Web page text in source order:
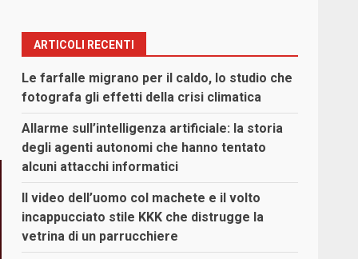
ARTICOLI RECENTI
Le farfalle migrano per il caldo, lo studio che
fotografa gli effetti della crisi climatica
Allarme sull’intelligenza artificiale: la storia
degli agenti autonomi che hanno tentato
alcuni attacchi informatici
Il video dell’uomo col machete e il volto
incappucciato stile KKK che distrugge la
vetrina di un parrucchiere